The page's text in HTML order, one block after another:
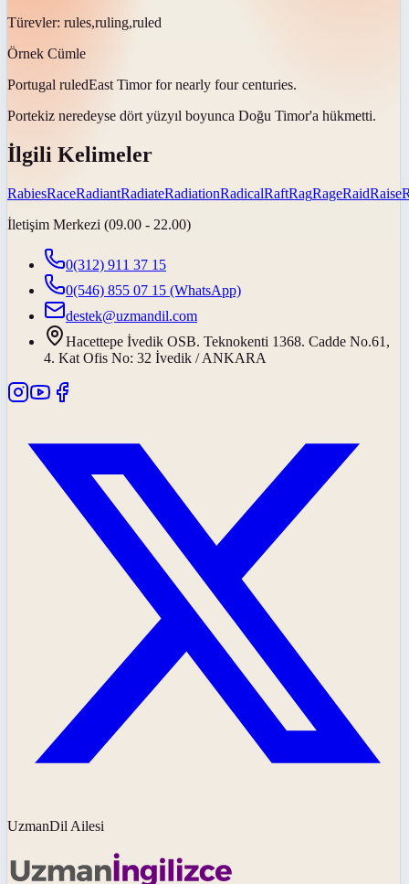
Türevler: rules,ruling,ruled
Örnek Cümle
Portugal ruledEast Timor for nearly four centuries.
Portekiz neredeyse dört yüzyıl boyunca Doğu Timor'a hükmetti.
İlgili Kelimeler
RabiesRaceRadiantRadiateRadiationRadicalRaftRagRageRaidRaise
İletişim Merkezi (09.00 - 22.00)
0(312) 911 37 15
0(546) 855 07 15 (WhatsApp)
destek@uzmandil.com
Hacettepe İvedik OSB. Teknokenti 1368. Cadde No.61,
4. Kat Ofis No: 32 İvedik / ANKARA
UzmanDil Ailesi